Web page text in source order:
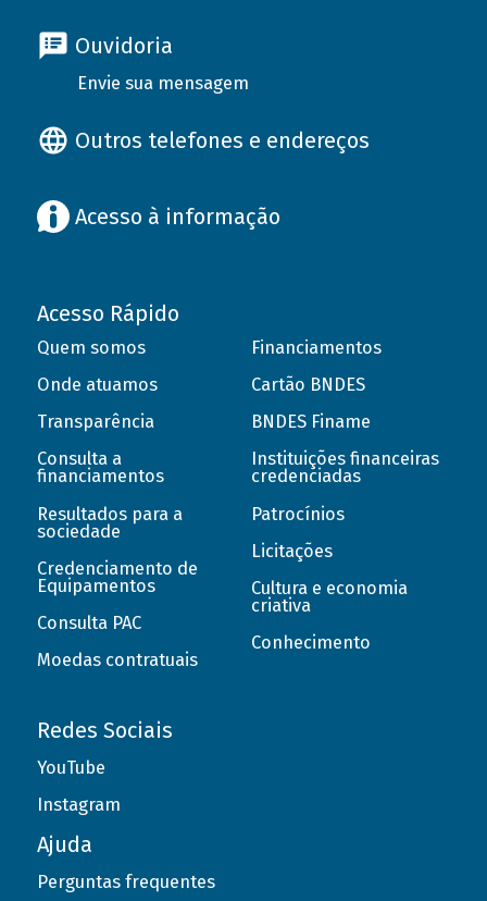
Ouvidoria
Envie sua mensagem
Outros telefones e endereços
Acesso à informação
Acesso Rápido
Quem somos
Onde atuamos
Transparência
Consulta a
financiamentos
Resultados para a
sociedade
Credenciamento de
Equipamentos
Consulta PAC
Moedas contratuais
Financiamentos
Cartão BNDES
BNDES Finame
Instituições financeiras
credenciadas
Patrocínios
Licitações
Cultura e economia
criativa
Conhecimento
Redes Sociais
YouTube
Instagram
Ajuda
Perguntas frequentes